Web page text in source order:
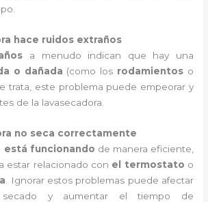
hace ruidos extraños
a menudo indican que hay una
o dañada (como los rodamientos o
trata, este problema puede empeorar y
de la lavasecadora.
no seca correctamente
está funcionando de manera eficiente,
estar relacionado con el termostato o
. Ignorar estos problemas puede afectar
y aumentar el tiempo de